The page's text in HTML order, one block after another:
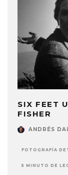
SIX FEET
FISHER
ANDRÉS
FOTOGRAFÍA
5 MINUTO DE